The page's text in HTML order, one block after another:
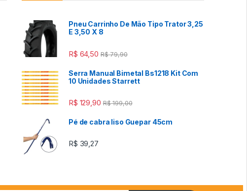
Pneu Carrinho De Mão Tipo Trator 3,25
E 3,50 X 8
R$ 64,50 R$79,90
Serra Manual Bimetal Bs1218 Kit Com
10 Unidades Starrett
R$ 129,90 R$199,00
Pé de cabra liso Guepar 45cm
R$ 39,27